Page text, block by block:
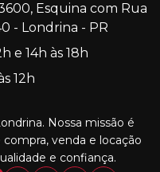
Esquina com Rua
- Londrina - PR
e 14h às 18h
12h
Nossa missão é
venda e locação
e confiança.